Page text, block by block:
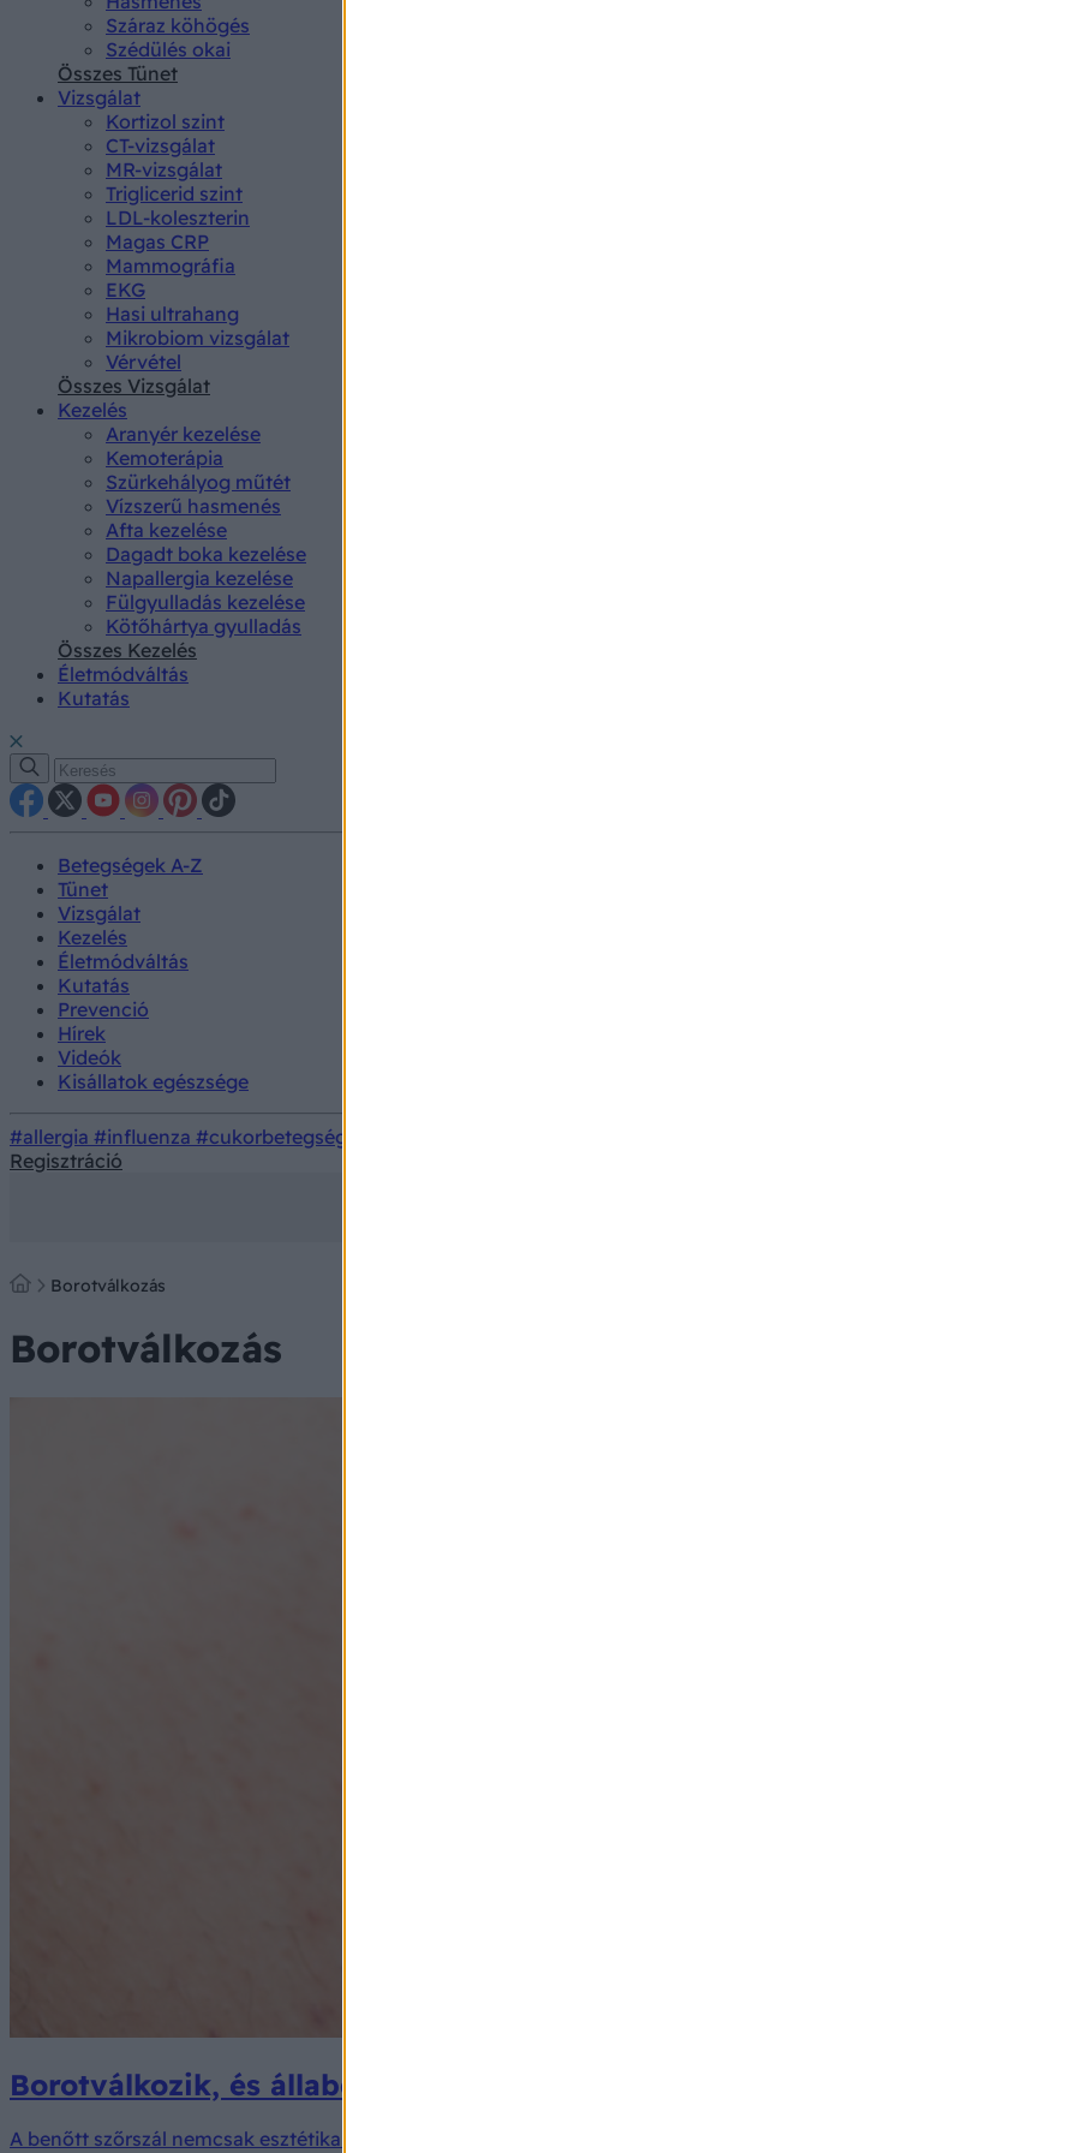
Száraz köhögés
Szédülés okai
Összes Tünet
Vizsgálat
Kortizol szint
CT-vizsgálat
MR-vizsgálat
Triglicerid szint
LDL-koleszterin
Magas CRP
Mammográfia
EKG
Hasi ultrahang
Mikrobiom vizsgálat
Vérvétel
Összes Vizsgálat
Kezelés
Aranyér kezelése
Kemoterápia
Szürkehályog műtét
Vízszerű hasmenés
Afta kezelése
Dagadt boka kezelése
Napallergia kezelése
Fülgyulladás kezelése
Kötőhártya gyulladás
Összes Kezelés
Életmódváltás
Kutatás
Betegségek A-Z
Tünet
Vizsgálat
Kezelés
Életmódváltás
Kutatás
Prevenció
Hírek
Videók
Kisállatok egészsége
#allergia #influenza #cukorbetegség
Regisztráció
Borotválkozás
Borotválkozás
Borotválkozik, és állabdó szőrbenövéssel küzd? Ezt teheti ellene
A benőtt szőrszál nemcsak esztétikailag kellemetlen, hanem fájdalmas, gyulladt csomók kialakulásához is vezethet.